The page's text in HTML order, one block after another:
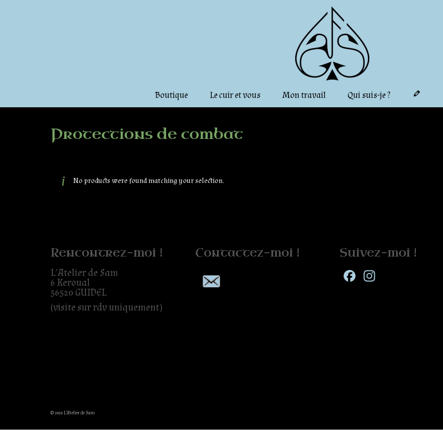
Boutique Le cuir et vous Mon travail Qui suis-je ?
Protections de combat
No products were found matching your selection.
Rencontrez-moi !
L’Atelier de Sam
6 Keroual
56520 GUIDEL
(visite sur rdv uniquement)
Contactez-moi ! Suivez-moi !
Facebook
© 2026 L'Atelier de Sam